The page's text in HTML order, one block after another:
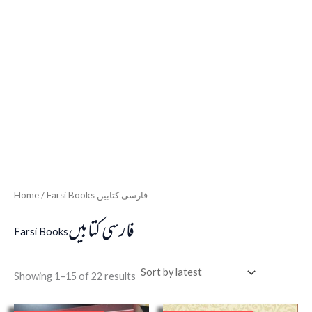
Home / Farsi Books فارسی کتابیں
Farsi Booksفارسی کتابیں
Showing 1–15 of 22 results
Original
Current
Original